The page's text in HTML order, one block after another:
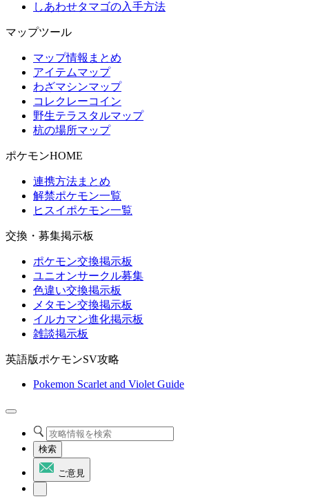
しあわせタマゴの入手方法
マップツール
マップ情報まとめ
アイテムマップ
わざマシンマップ
コレクレーコイン
野生テラスタルマップ
杭の場所マップ
ポケモンHOME
連携方法まとめ
解禁ポケモン一覧
ヒスイポケモン一覧
交換・募集掲示板
ポケモン交換掲示板
ユニオンサークル募集
色違い交換掲示板
メタモン交換掲示板
イルカマン進化掲示板
雑談掲示板
英語版ポケモンSV攻略
Pokemon Scarlet and Violet Guide
検索
ご意見